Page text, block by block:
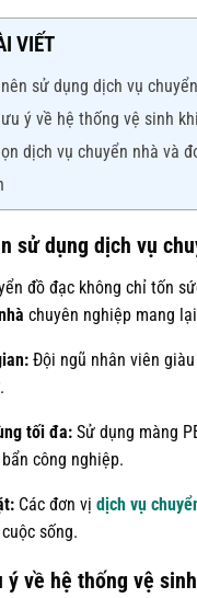
VIẾT
sử dụng dịch vụ
ý về hệ thống vệ sinh
dịch vụ chuyển nhà và
sử dụng dịch vụ
đồ đạc không chỉ tốn
chuyên nghiệp mang
Đội ngũ nhân viên giàu
tối đa:Sử dụng màng
công nghiệp.
Các đơn vị dịch vụ
sống.
ý về hệ thống vệ